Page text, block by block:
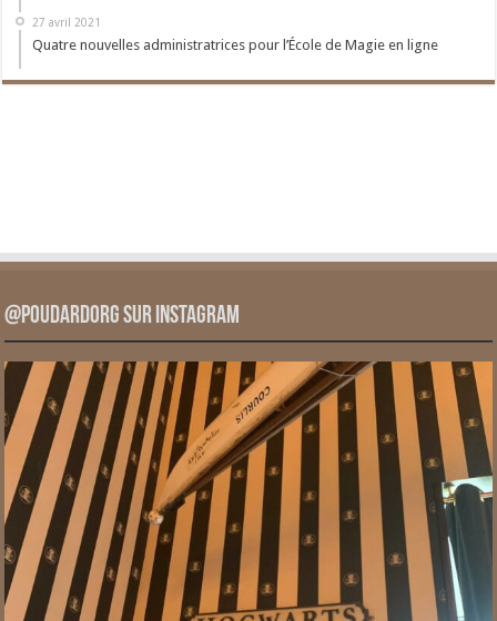
27 avril 2021
Quatre nouvelles administratrices pour l’École de Magie en ligne
@PoudardOrg sur Instagram